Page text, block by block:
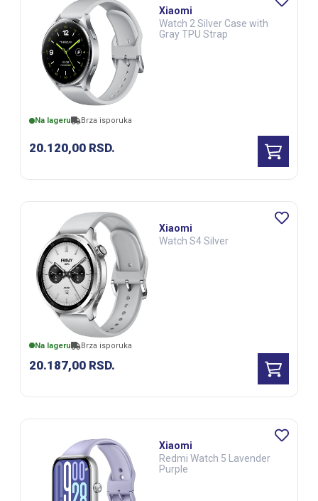
Na lageru Brza isporuka
20.120,00 RSD.
Xiaomi
Watch 2 Silver Case with
Gray TPU Strap
Na lageru Brza isporuka
20.187,00 RSD.
Xiaomi
Watch S4 Silver
Xiaomi
Redmi Watch 5 Lavender
Purple